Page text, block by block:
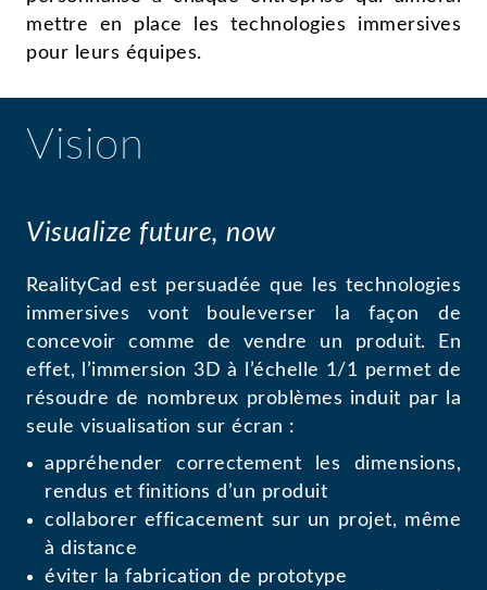
mettre en place les technologies immersives
pour leurs équipes.
Vision
Visualize future, now
RealityCad est persuadée que les technologies
immersives vont bouleverser la façon de
concevoir comme de vendre un produit. En
effet, l’immersion 3D à l’échelle 1/1 permet de
résoudre de nombreux problèmes induit par la
seule visualisation sur écran :
appréhender correctement les dimensions,
rendus et finitions d’un produit
collaborer efficacement sur un projet, même
à distance
éviter la fabrication de prototype